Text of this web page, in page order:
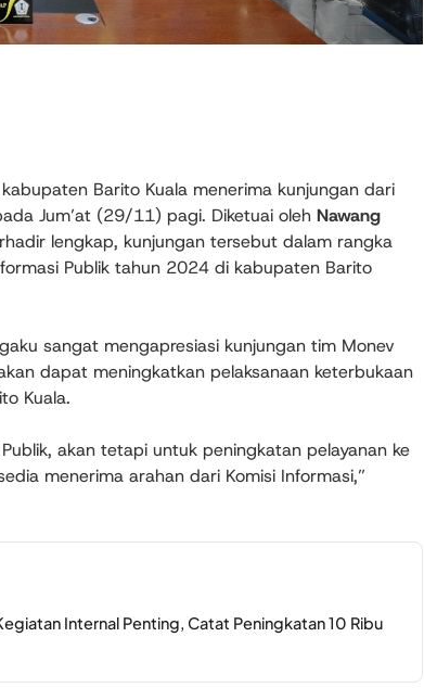
Barito Kuala menerima kunjungan dari
Jum’at (29/11) pagi. Diketuai oleh Nawang
lengkap, kunjungan tersebut dalam rangka
Publik tahun 2024 di kabupaten Barito
sangat mengapresiasi kunjungan tim Monev
dapat meningkatkan pelaksanaan keterbukaan
Kuala.
akan tetapi untuk peningkatan pelayanan ke
menerima arahan dari Komisi Informasi,”
Internal Penting, Catat Peningkatan 10 Ribu